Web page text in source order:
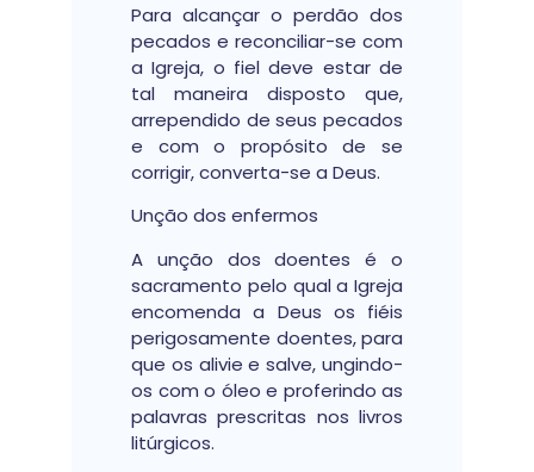
Para alcançar o perdão dos
pecados e reconciliar-se com
a Igreja, o fiel deve estar de
tal maneira disposto que,
arrependido de seus pecados
e com o propósito de se
corrigir, converta-se a Deus.
Unção dos enfermos
A unção dos doentes é o
sacramento pelo qual a Igreja
encomenda a Deus os fiéis
perigosamente doentes, para
que os alivie e salve, ungindo-
os com o óleo e proferindo as
palavras prescritas nos livros
litúrgicos.